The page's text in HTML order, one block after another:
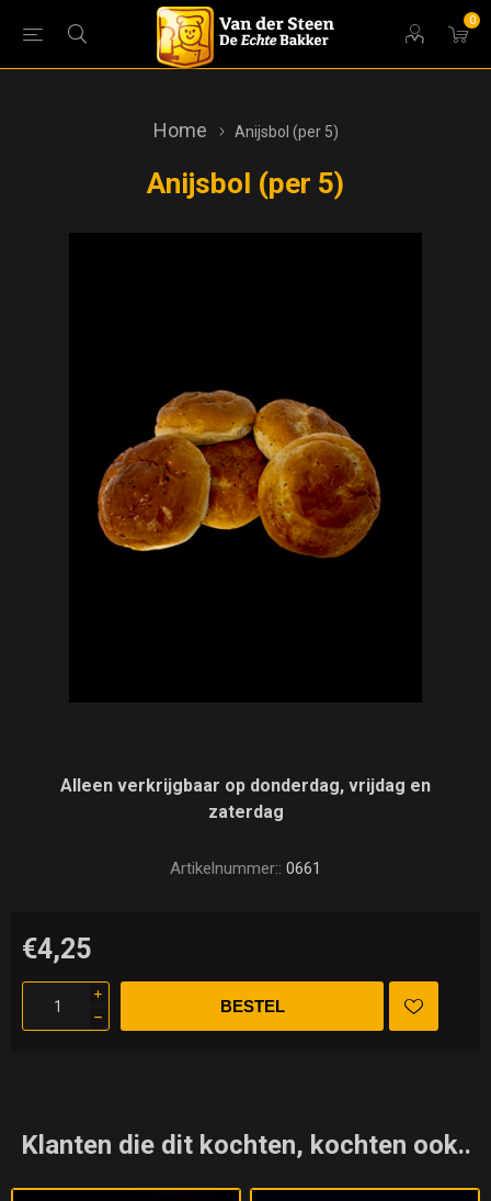
0
Home Anijsbol (per 5)
Anijsbol (per 5)
Alleen verkrijgbaar op donderdag, vrijdag en
zaterdag
Artikelnummer:: 0661
€4,25
i
h
Klanten die dit kochten, kochten ook..